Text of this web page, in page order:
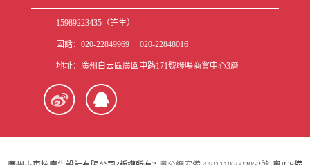
15989223435（許生）
固話：020-22849969 020-22848016
地址：廣州白云區廣園中路171號聯鳴商貿中心3層